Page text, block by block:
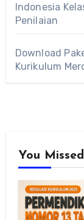
Indonesia
Penilaian
Download
Kurikulum
You Missed